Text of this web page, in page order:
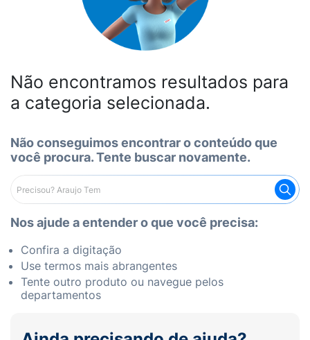
Não encontramos resultados para
a categoria selecionada.
Não conseguimos encontrar o conteúdo que
você procura. Tente buscar novamente.
Nos ajude a entender o que você precisa:
Confira a digitação
Use termos mais abrangentes
Tente outro produto ou navegue pelos
departamentos